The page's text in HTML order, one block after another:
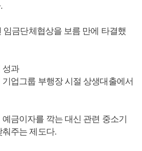
임금단체협상을 보름 만에 타결했
성과
기업그룹 부행장 시절 상생대출에서
금이자를 깍는 대신 관련 중소기
주는 제도다.